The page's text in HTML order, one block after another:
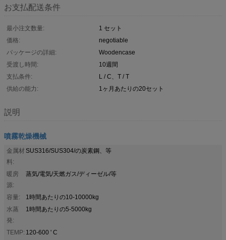
お支払配送条件
最小注文数量:
1 セット
価格:
negotiable
パッケージの詳細:
Woodencase
受渡し時間:
10週間
支払条件:
L / C、T / T
供給の能力:
1ヶ月あたりの20セット
説明
噴霧乾燥機械
金属材
料:
SUS316/SUS304/の炭素鋼、等
暖房
源:
蒸気/電気/天燃ガス/ディーゼル/等
容量:
1時間あたりの10-10000kg
水蒸
発:
1時間あたりの5-5000kg
TEMP: 120-600 ' C